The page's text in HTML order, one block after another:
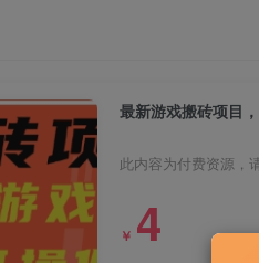
最新游戏搬砖项目
此内容为付费资源，
￥ 4